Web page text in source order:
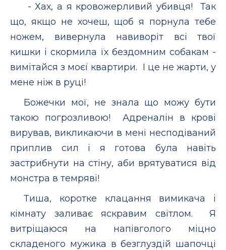
- Хах, а я кровожерливий убивця! Так
що, якщо не хочеш, щоб я порнула тебе
ножем, вивернула навиворіт всі твої
кишки і скормила їх бездомним собакам -
вимітайся з моєї квартири. І це не жарти, у
мене ніж в руці!
Божечки мої, не знала що можу бути
такою погрозливою! Адреналін в крові
вирував, викликаючи в мені несподіваний
приплив сил і я готова була навіть
застрибнути на стіну, аби врятуватися від
монстра в темряві!
Тиша, коротке клацання вимикача і
кімнату заливає яскравим світлом. Я
витріщаюся на напівголого міцно
складеного мужика в безглуздій шапочці